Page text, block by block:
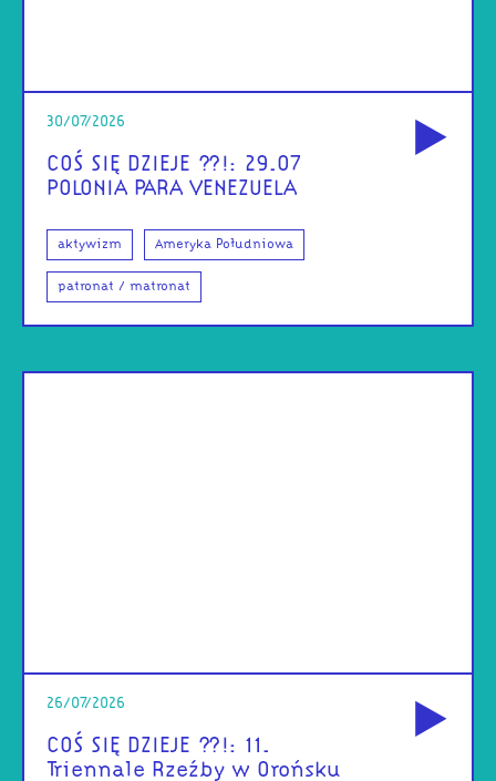
30/07/2026
COŚ SIĘ DZIEJE ??!: 29.07
POLONIA PARA VENEZUELA
aktywizm Ameryka Południowa
patronat / matronat
26/07/2026
COŚ SIĘ DZIEJE ??!: 11.
Triennale Rzeźby w Orońsku